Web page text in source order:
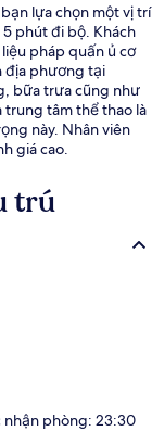
lựa chọn một vị trí
phút đi bộ. Khách
pháp quấn ủ cơ
địa phương tại
bữa trưa cũng như
tâm thể thao là
này. Nhân viên
giá cao.
trú
nhận phòng: 23:30